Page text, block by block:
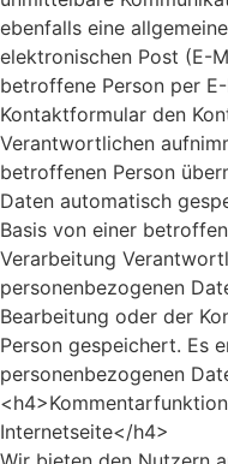
ebenfalls eine
elektronischen Post (E-
betroffene Person per
Kontaktformular den
Verantwortlichen
betroffenen Person
Daten automatisch
Basis von einer
Verarbeitung
personenbezogenen
Bearbeitung oder der
Person gespeichert. Es
personenbezogenen
Internetseite</h4>